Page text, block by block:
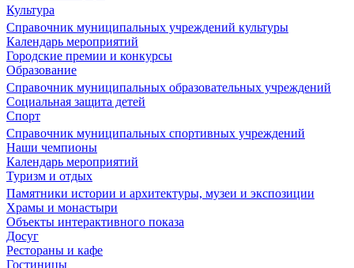
Культура
Справочник муниципальных учреждений культуры
Календарь мероприятий
Городские премии и конкурсы
Образование
Справочник муниципальных образовательных учреждений
Социальная защита детей
Спорт
Справочник муниципальных спортивных учреждений
Наши чемпионы
Календарь мероприятий
Туризм и отдых
Памятники истории и архитектуры, музеи и экспозиции
Храмы и монастыри
Объекты интерактивного показа
Досуг
Рестораны и кафе
Гостиницы